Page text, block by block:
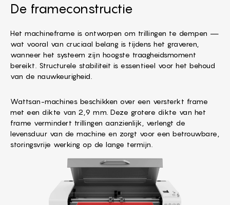
De frameconstructie
Het machineframe is ontworpen om trillingen te dempen —
wat vooral van cruciaal belang is tijdens het graveren,
wanneer het systeem zijn hoogste traagheidsmoment
bereikt. Structurele stabiliteit is essentieel voor het behoud
van de nauwkeurigheid.
Wattsan-machines beschikken over een versterkt frame
met een dikte van 2,9 mm. Deze grotere dikte van het
frame vermindert trillingen aanzienlijk, verlengt de
levensduur van de machine en zorgt voor een betrouwbare,
storingsvrije werking op de lange termijn.